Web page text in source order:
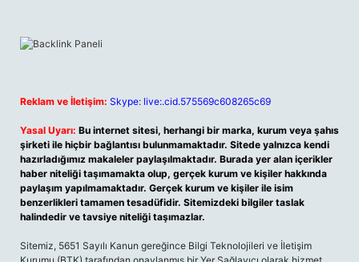
Reklam ve İletişim: Skype: live:.cid.575569c608265c69
Yasal Uyarı: Bu internet sitesi, herhangi bir marka, kurum veya şahıs
şirketi ile hiçbir bağlantısı bulunmamaktadır. Sitede yalnızca kendi
hazırladığımız makaleler paylaşılmaktadır. Burada yer alan içerikler
haber niteliği taşımamakta olup, gerçek kurum ve kişiler hakkında
paylaşım yapılmamaktadır. Gerçek kurum ve kişiler ile isim
benzerlikleri tamamen tesadüfidir. Sitemizdeki bilgiler taslak
halindedir ve tavsiye niteliği taşımazlar.
Sitemiz, 5651 Sayılı Kanun gereğince Bilgi Teknolojileri ve İletişim